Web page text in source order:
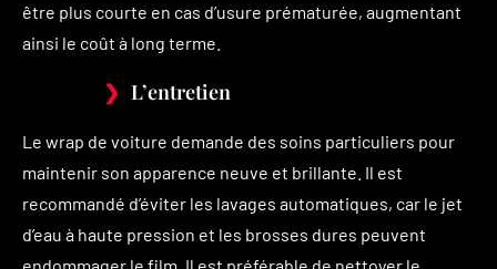
être plus courte en cas d’usure prématurée, augmentant
ainsi le coût à long terme.
L’entretien
Le wrap de voiture demande des soins particuliers pour
maintenir son apparence neuve et brillante. Il est
recommandé d’éviter les lavages automatiques, car le jet
d’eau à haute pression et les brosses dures peuvent